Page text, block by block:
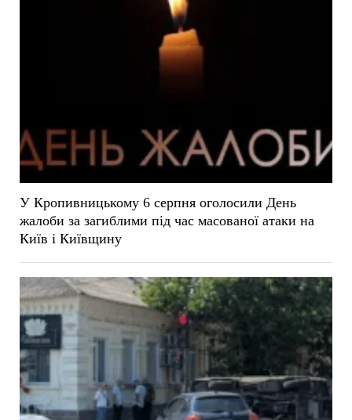
У Кропивницькому 6 серпня оголосили День
жалоби за загиблими під час масованої атаки на
Київ і Київщину